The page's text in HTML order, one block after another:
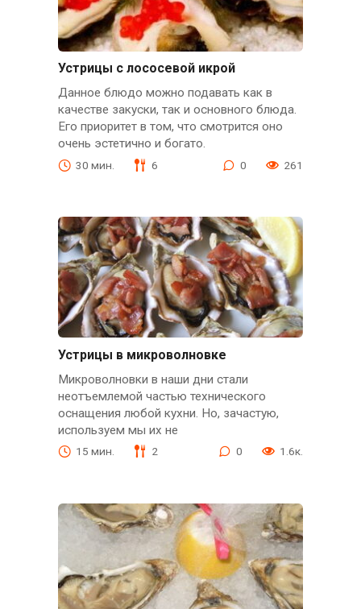
Устрицы с лососевой икрой
Данное блюдо можно подавать как в
качестве закуски, так и основного блюда.
Его приоритет в том, что смотрится оно
очень эстетично и богато.
30 мин. 6 0 261
Устрицы в микроволновке
Микроволновки в наши дни стали
неотъемлемой частью технического
оснащения любой кухни. Но, зачастую,
используем мы их не
15 мин. 2 0 1.6к.